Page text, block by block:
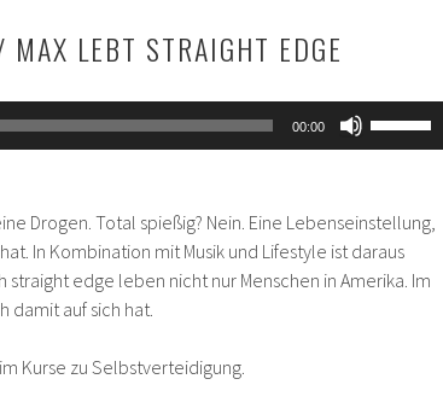
LEBT STRAIGHT EDGE
00:00
die
zu
Drogen. Total spießig? Nein. Eine Lebenseinstellung,
In Kombination mit Musik und Lifestyle ist daraus
edge leben nicht nur Menschen in Amerika. Im
damit auf sich hat.
Kurse zu Selbstverteidigung.